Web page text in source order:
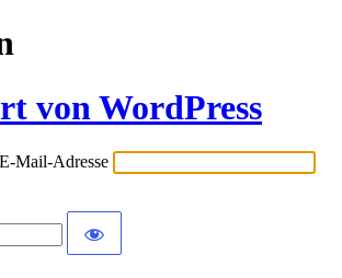
von WordPress
Mail-Adresse